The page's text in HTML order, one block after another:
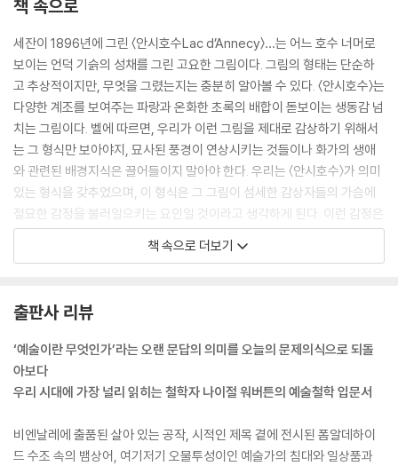
책 속으로
세잔이 1896년에 그린 〈안시호수Lac d’Annecy〉…는 어느 호수 너머로
보이는 언덕 기슭의 성채를 그린 고요한 그림이다. 그림의 형태는 단순하
고 추상적이지만, 무엇을 그렸는지는 충분히 알아볼 수 있다. 〈안시호수〉는
다양한 계조를 보여주는 파랑과 온화한 초록의 배합이 돋보이는 생동감 넘
치는 그림이다. 벨에 따르면, 우리가 이런 그림을 제대로 감상하기 위해서
는 그 형식만 보아야지, 묘사된 풍경이 연상시키는 것들이나 화가의 생애
와 관련된 배경지식은 끌어들이지 말아야 한다. 우리는 〈안시호수〉가 의미
있는 형식을 갖추었으며, 이 형식은 그 그림이 섬세한 감상자들의 가슴에
절묘한 감정을 불러일으키는 요인일 것이라고 생각하게 된다. 이런 감정은
그들이 실제 경치만을 그저 바라볼 때 느낄 법한 감정과는 매우 다르다. 세
잔이 추구한 형태의 단순화는 벨이 표명한 후기인상주의 신조, 즉 “재현에
세잔의 그림이 벨의 이론을 잘 설명해주는 이유는, 세잔이 재현의 정확성
에 얽매이지 않으면서도 형식을 이루는 요소들의 관계를 능숙하게 조율했
다는 데 있다. … 자연을 거울로 비추려고 애쓰는 것이 아니다. 그보다는 자
낀 감정을 표현한다. 실제 경치는 그 그림에서 해결해야 할 ‘미학적 과제’를
던져줄 뿐이다. 하지만 정말로 신경 써야 하는 것은 형식이다. 따라서 감상
책 속으로 더보기
출판사 리뷰
‘예술이란 무엇인가’라는 오랜 문답의 의미를 오늘의 문제의식으로 되돌
아보다
우리 시대에 가장 널리 읽히는 철학자 나이절 워버튼의 예술철학 입문서
비엔날레에 출품된 살아 있는 공작, 시적인 제목 곁에 전시된 폼알데하이
드 수조 속의 뱀상어, 여기저기 오물투성이인 예술가의 침대와 일상품과